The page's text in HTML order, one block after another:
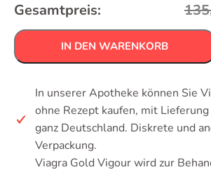
Gesamtpreis:
IN DEN WARENKORB
In unserer Apotheke können Sie
ohne Rezept kaufen, mit
ganz Deutschland. Diskrete und
Verpackung.
Viagra Gold Vigour wird zur